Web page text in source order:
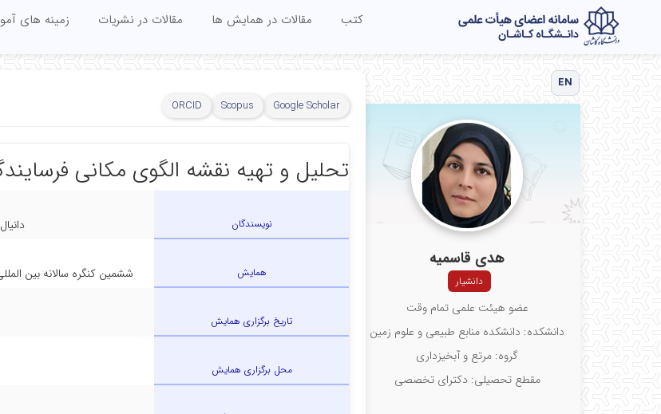
کتب مقالات در همایش ها مقالات در نشریات زمینه های
EN
هدی قاسمیه
دانشیار
عضو هیئت علمی تمام وقت
دانشکده: دانشکده منابع طبیعی و علوم زمین
گروه: مرتع و آبخیزداری
مقطع تحصیلی: دکترای تخصصی
Google Scholar
Scopus
ORCID
تحلیل و تهیه نقشه الگوی مکانی
نویسندگان
همایش ششمین کنگره سالانه بین
تاریخ برگزاری همایش
محل برگزاری همایش